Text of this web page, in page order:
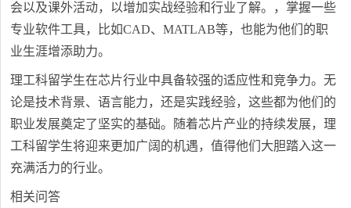
会以及课外活动，以增加实战经验和行业了解。，掌握一些
专业软件工具，比如CAD、MATLAB等，也能为他们的职
业生涯增添助力。
理工科留学生在芯片行业中具备较强的适应性和竞争力。无
论是技术背景、语言能力，还是实践经验，这些都为他们的
职业发展奠定了坚实的基础。随着芯片产业的持续发展，理
工科留学生将迎来更加广阔的机遇，值得他们大胆踏入这一
充满活力的行业。
相关问答